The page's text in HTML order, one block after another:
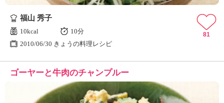
福山 秀子
10kcal
10分
2010/06/30 きょうの料理レシピ
81
ゴーヤーと牛肉のチャンプルー